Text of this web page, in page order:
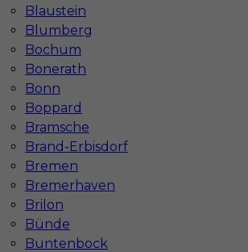
Blaustein
Blumberg
Bochum
Bonerath
Bonn
Boppard
Bramsche
Brand-Erbisdorf
Bremen
Bremerhaven
Brilon
Bünde
Buntenbock
Praca Augsburg
Praca Hamburg
Praca Berlin
Praca Hannover
Praca Dortmund
Praca Magdeburg